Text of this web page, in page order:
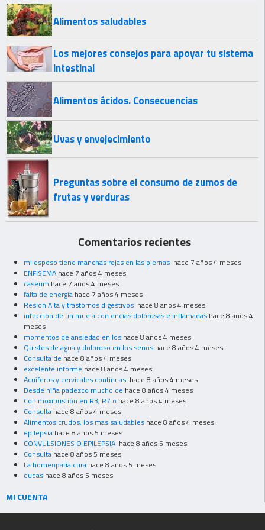
Alimentos saludables
Los mejores consejos para apoyar tu sistema
intestinal
Alimentos ácidos. Consecuencias
Uvas y envejecimiento
Preguntas sobre el consumo de zumos de
frutas y verduras
Comentarios recientes
mi esposo tiene manchas rojas en las piernas hace 7 años 4 meses
ENFISEMA hace 7 años 4 meses
caseum hace 7 años 4 meses
falta de energía hace 7 años 4 meses
Resion Alta y trastornos digestivos hace 8 años 4 meses
infeccion de un muela con encias dolorosas e inflamadas hace 8 años 4
meses
momentos de ansiedad en los hace 8 años 4 meses
Quistes de agua y doloroso en los senos hace 8 años 4 meses
Consulta de hace 8 años 4 meses
excelente informe hace 8 años 4 meses
Acuíferos y cervicales continuas hace 8 años 4 meses
Desde niña padezco mucho de hace 8 años 4 meses
Con moxibustión en R3, R7 o hace 8 años 4 meses
Consulta hace 8 años 4 meses
Alimentos crudos, los mas saludables hace 8 años 4 meses
epilepsia hace 8 años 5 meses
CONVULSIONES O EPILEPSIA hace 8 años 5 meses
Consulta hace 8 años 5 meses
La homeopatia cura hace 8 años 5 meses
dudas hace 8 años 5 meses
MI CUENTA